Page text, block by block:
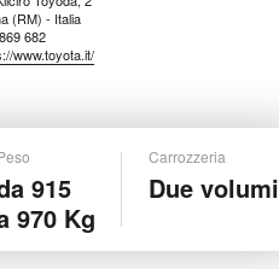
(RM) - Italia
682
www.toyota.it/
915
970 Kg
Carrozzeria
Due volumi